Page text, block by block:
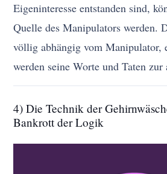
Eigeninteresse entstanden sind,
Quelle des Manipulators werden.
völlig abhängig vom Manipulator,
werden seine Worte und Taten
4) Die Technik der
Bankrott der Logik